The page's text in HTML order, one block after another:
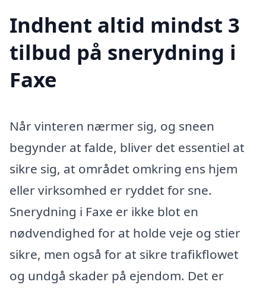
Indhent altid mindst 3
tilbud på snerydning i
Faxe
Når vinteren nærmer sig, og sneen
begynder at falde, bliver det essentiel at
sikre sig, at området omkring ens hjem
eller virksomhed er ryddet for sne.
Snerydning i Faxe er ikke blot en
nødvendighed for at holde veje og stier
sikre, men også for at sikre trafikflowet
og undgå skader på ejendom. Det er